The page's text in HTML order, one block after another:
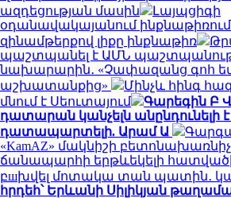
ազդեցության մասին
Լայպցիգի
օդանավակայանում ինքնաթիռում
զինամթերքով լիքը ինքնաթիռ
պաշտպանել է ԱՄՆ
նախարարին․ «Չափազանց գոհ
աշխատանքից»
Մինչև հինգ
մնում է Սեուտայում
Գարեգին Բ
դատարան կանչելն անընդունելի է
դատապարտելի. Արամ Ա
«KamAZ» մակնիշի
ճանապարհի երթևեկելի
բшխվել մոտակա տան պատին․ կա
հրդեհ՝ Երևանի Սիլիկյան